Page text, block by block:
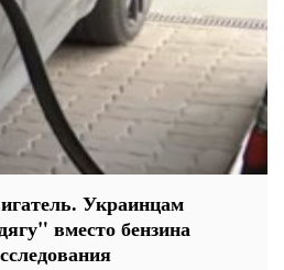
Украинцам
вместо бензина